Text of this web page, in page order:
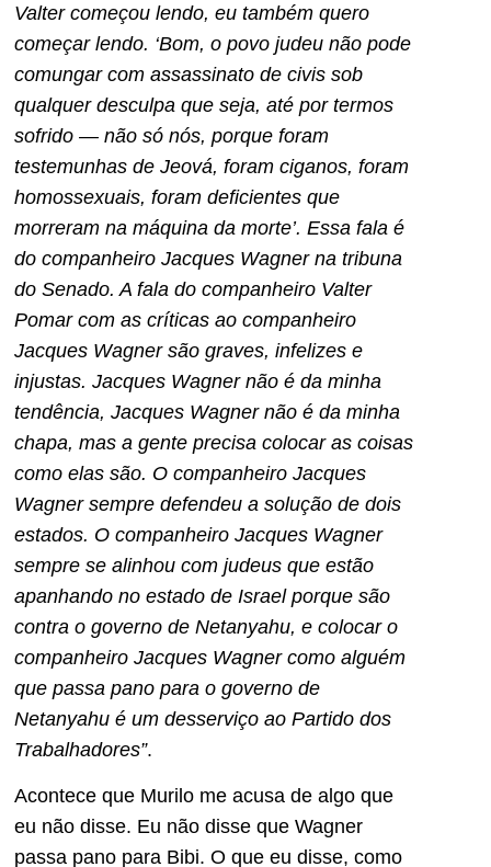
Valter começou lendo, eu também quero
começar lendo. ‘Bom, o povo judeu não pode
comungar com assassinato de civis sob
qualquer desculpa que seja, até por termos
sofrido — não só nós, porque foram
testemunhas de Jeová, foram ciganos, foram
homossexuais, foram deficientes que
morreram na máquina da morte’. Essa fala é
do companheiro Jacques Wagner na tribuna
do Senado. A fala do companheiro Valter
Pomar com as críticas ao companheiro
Jacques Wagner são graves, infelizes e
injustas. Jacques Wagner não é da minha
tendência, Jacques Wagner não é da minha
chapa, mas a gente precisa colocar as coisas
como elas são. O companheiro Jacques
Wagner sempre defendeu a solução de dois
estados. O companheiro Jacques Wagner
sempre se alinhou com judeus que estão
apanhando no estado de Israel porque são
contra o governo de Netanyahu, e colocar o
companheiro Jacques Wagner como alguém
que passa pano para o governo de
Netanyahu é um desserviço ao Partido dos
Trabalhadores”.
Acontece que Murilo me acusa de algo que
eu não disse. Eu não disse que Wagner
passa pano para Bibi. O que eu disse, como